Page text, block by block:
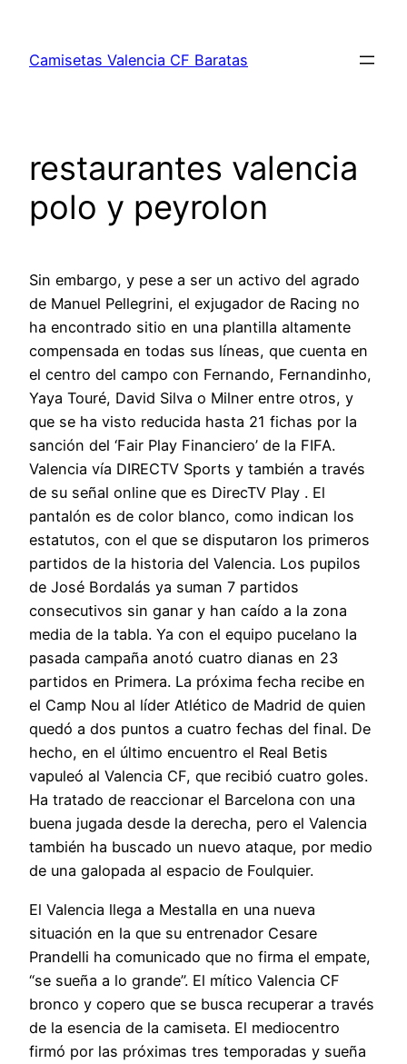
contenido
Camisetas Valencia CF Baratas
restaurantes valencia
polo y peyrolon
Sin embargo, y pese a ser un activo del agrado
de Manuel Pellegrini, el exjugador de Racing no
ha encontrado sitio en una plantilla altamente
compensada en todas sus líneas, que cuenta en
el centro del campo con Fernando, Fernandinho,
Yaya Touré, David Silva o Milner entre otros, y
que se ha visto reducida hasta 21 fichas por la
sanción del ‘Fair Play Financiero’ de la FIFA.
Valencia vía DIRECTV Sports y también a través
de su señal online que es DirecTV Play . El
pantalón es de color blanco, como indican los
estatutos, con el que se disputaron los primeros
partidos de la historia del Valencia. Los pupilos
de José Bordalás ya suman 7 partidos
consecutivos sin ganar y han caído a la zona
media de la tabla. Ya con el equipo pucelano la
pasada campaña anotó cuatro dianas en 23
partidos en Primera. La próxima fecha recibe en
el Camp Nou al líder Atlético de Madrid de quien
quedó a dos puntos a cuatro fechas del final. De
hecho, en el último encuentro el Real Betis
vapuleó al Valencia CF, que recibió cuatro goles.
Ha tratado de reaccionar el Barcelona con una
buena jugada desde la derecha, pero el Valencia
también ha buscado un nuevo ataque, por medio
de una galopada al espacio de Foulquier.
El Valencia llega a Mestalla en una nueva
situación en la que su entrenador Cesare
Prandelli ha comunicado que no firma el empate,
“se sueña a lo grande”. El mítico Valencia CF
bronco y copero que se busca recuperar a través
de la esencia de la camiseta. El mediocentro
firmó por las próximas tres temporadas y sueña